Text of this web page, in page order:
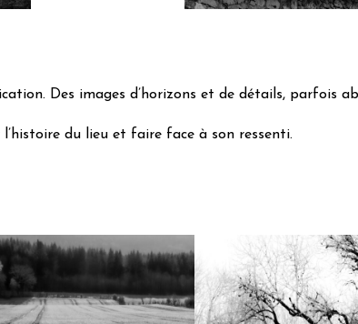
Des images d’horizons et de détails, parfois
du lieu et faire face à son ressenti.